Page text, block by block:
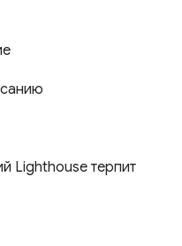
Lighthouse терпит